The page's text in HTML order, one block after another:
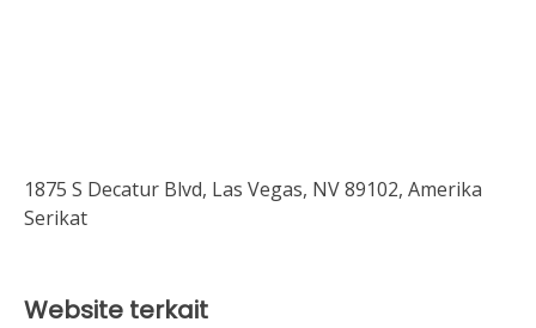
1875 S Decatur Blvd, Las Vegas, NV 89102, Amerika
Serikat
Website terkait